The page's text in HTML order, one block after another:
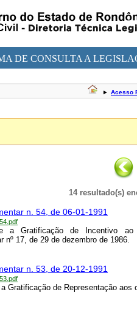
DE CONSULTA A
► Acesso
14 resultado(s)
n. 54, de 06-01-1991
a Gratificação de Incentivo
nº 17, de 29 de dezembro de 1986.
n. 53, de 20-12-1991
Gratificação de Representação aos